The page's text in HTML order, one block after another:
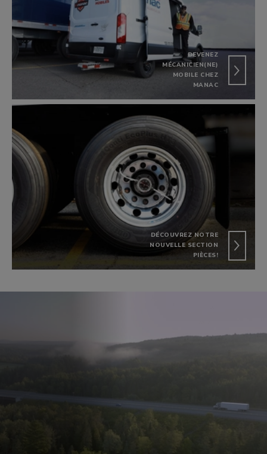
DEVENEZ
MÉCANICIEN(NE)
MOBILE CHEZ
MANAC
DÉCOUVREZ NOTRE
NOUVELLE SECTION
PIÈCES!